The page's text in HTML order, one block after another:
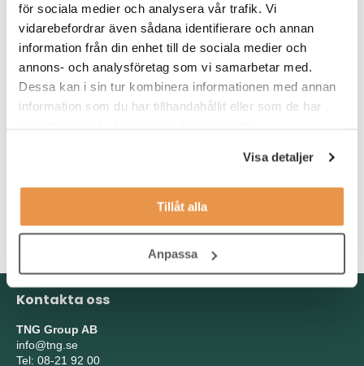
för sociala medier och analysera vår trafik. Vi
vidarebefordrar även sådana identifierare och annan
information från din enhet till de sociala medier och
annons- och analysföretag som vi samarbetar med.
Dessa kan i sin tur kombinera informationen med annan
information som du har tillhandahållit eller som de har
Visa detaljer
Tillåt alla
Anpassa
Förmågan att tänka snabbt och kreativt när du står inför
utmanande problem.
Kommunikationsfärdigheter och förmåga att samarbeta
med olika teammedlemmar.
Erfarenhet av Linux och programmering är meriterande
Kontakta oss
TNG Group AB
info@tng.se
Tel: 08-21 92 00